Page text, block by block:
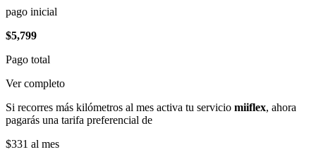
pago inicial
$5,799
Pago total
Ver completo
Si recorres más kilómetros al mes activa tu servicio miiflex, ahora
pagarás una tarifa preferencial de
$331 al mes